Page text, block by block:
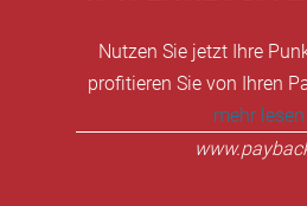
Nutzen Sie jetzt Ihre
profitieren Sie von Ihren
mehr lesen